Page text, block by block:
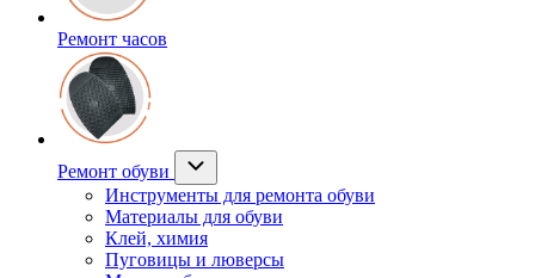
Ремонт часов
Ремонт обуви
Инструменты для ремонта обуви
Материалы для обуви
Клей, химия
Пуговицы и люверсы